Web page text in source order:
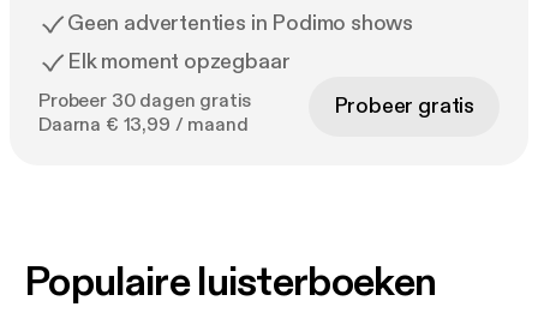
Geen advertenties in Podimo shows
Elk moment opzegbaar
Probeer 30 dagen gratis
Daarna € 13,99 / maand
Probeer gratis
Populaire luisterboeken